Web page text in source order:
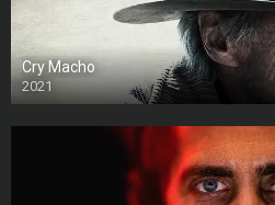
Cry Macho
2021